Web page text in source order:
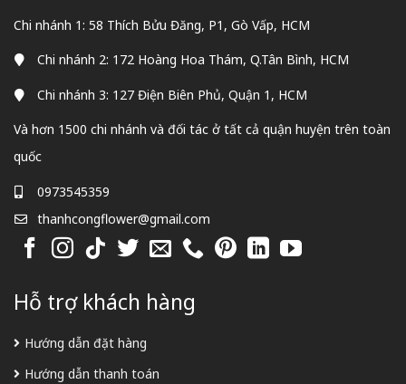
Chi nhánh 1: 58 Thích Bửu Đăng, P1, Gò Vấp, HCM
Chi nhánh 2: 172 Hoàng Hoa Thám, Q.Tân Bình, HCM
Chi nhánh 3: 127 Điện Biên Phủ, Quận 1, HCM
Và hơn 1500 chi nhánh và đối tác ở tất cả quận huyện trên toàn
quốc
0973545359
thanhcongflower@gmail.com
Hỗ trợ khách hàng
Hướng dẫn đặt hàng
Hướng dẫn thanh toán